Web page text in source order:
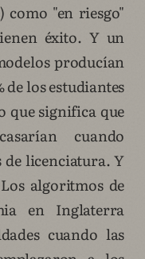
como "en riesgo"
éxito. Y un
producían
de los estudiantes
que significa que
cuando
licenciatura. Y
algoritmos de
en Inglaterra
cuando las